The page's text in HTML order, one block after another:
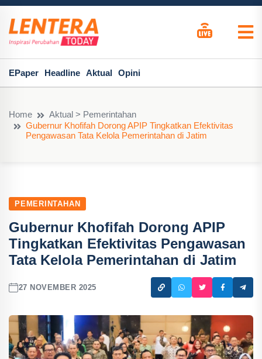
EPaper Headline Aktual Opini
Home
Aktual > Pemerintahan
Gubernur Khofifah Dorong APIP Tingkatkan Efektivitas
Pengawasan Tata Kelola Pemerintahan di Jatim
PEMERINTAHAN
Gubernur Khofifah Dorong APIP
Tingkatkan Efektivitas Pengawasan
Tata Kelola Pemerintahan di Jatim
27 NOVEMBER 2025